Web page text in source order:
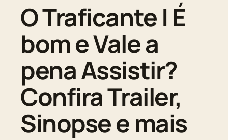
O Traficante | É
bom e Vale a
pena Assistir?
Confira Trailer,
Sinopse e mais